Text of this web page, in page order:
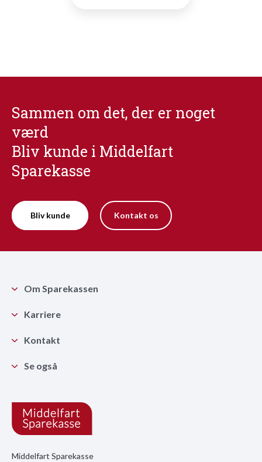
Sammen om det, der er noget
værd
Bliv kunde i Middelfart
Sparekasse
Bliv kunde Kontakt os
Middelfart Sparekasse
Om Sparekassen
Karriere
Kontakt
Se også